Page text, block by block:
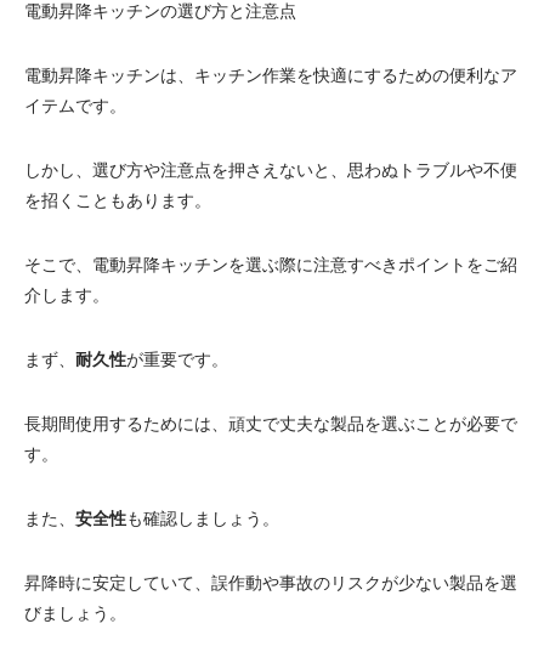
電動昇降キッチンの選び方と注意点
電動昇降キッチンは、キッチン作業を快適にするための便利なア
イテムです。
しかし、選び方や注意点を押さえないと、思わぬトラブルや不便
を招くこともあります。
そこで、電動昇降キッチンを選ぶ際に注意すべきポイントをご紹
介します。
まず、 耐久性が重要です。
長期間使用するためには、頑丈で丈夫な製品を選ぶことが必要で
す。
また、 安全性も確認しましょう。
昇降時に安定していて、誤作動や事故のリスクが少ない製品を選
びましょう。